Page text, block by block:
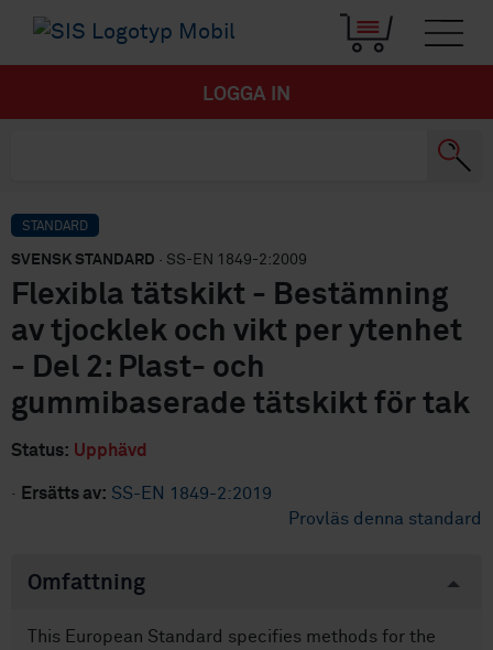
LOGGA IN
STANDARD
SVENSK STANDARD · SS-EN 1849-2:2009
Flexibla tätskikt - Bestämning
av tjocklek och vikt per ytenhet
- Del 2: Plast- och
gummibaserade tätskikt för tak
Status: Upphävd
· Ersätts av: SS-EN 1849-2:2019
Provläs denna standard
Omfattning
This European Standard specifies methods for the